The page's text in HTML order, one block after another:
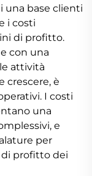
una base clienti
i costi
di profitto.
con una
attività
crescere, è
I costi
una
e
per
di profitto dei